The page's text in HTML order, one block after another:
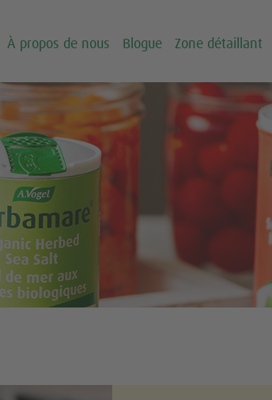
À propos de nous Blogue Zone détaillant